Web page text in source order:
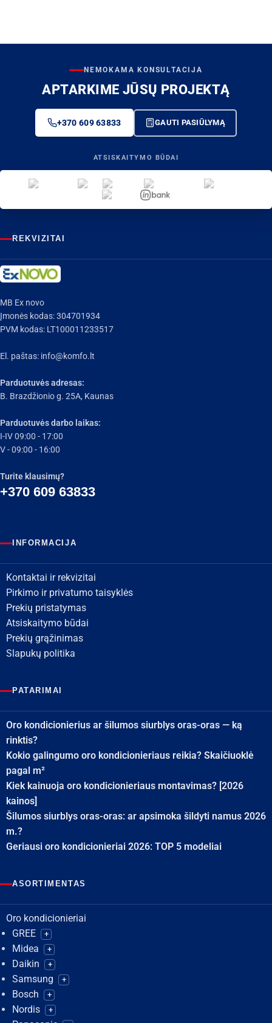
NEMOKAMA KONSULTACIJA
APTARKIME JŪSŲ PROJEKTĄ
+370 609 63833 GAUTI PASIŪLYMĄ
ATSISKAITYMO BŪDAI
REKVIZITAI
MB Ex novo
Įmonės kodas: 304701934
PVM kodas: LT100011233517
El. paštas: info@komfo.lt
Parduotuvės adresas:
B. Brazdžionio g. 25A, Kaunas
Parduotuvės darbo laikas:
I-IV 09:00 - 17:00
V - 09:00 - 16:00
Turite klausimų?
+370 609 63833
INFORMACIJA
Kontaktai ir rekvizitai
Pirkimo ir privatumo taisyklės
Prekių pristatymas
Atsiskaitymo būdai
Prekių grąžinimas
Slapukų politika
PATARIMAI
Oro kondicionierius ar šilumos siurblys oras-oras — ką
rinktis?
Kokio galingumo oro kondicionieriaus reikia? Skaičiuoklė
pagal m²
Kiek kainuoja oro kondicionieriaus montavimas? [2026
kainos]
Šilumos siurblys oras-oras: ar apsimoka šildyti namus 2026
m.?
Geriausi oro kondicionieriai 2026: TOP 5 modeliai
ASORTIMENTAS
Oro kondicionieriai
GREE
+
Midea +
Daikin +
Samsung +
Bosch +
Nordis +